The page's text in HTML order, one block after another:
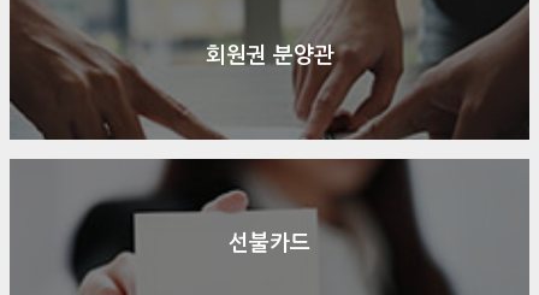
회원권 분양관
선불카드